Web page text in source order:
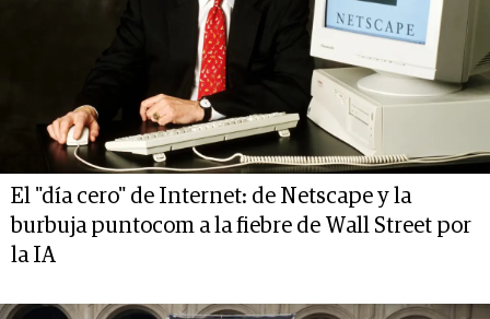
El "día cero" de Internet: de Netscape y la
burbuja puntocom a la fiebre de Wall Street por
la IA